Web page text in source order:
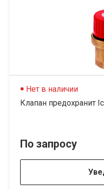
Нет в наличии
Клапан предохранит
По запросу